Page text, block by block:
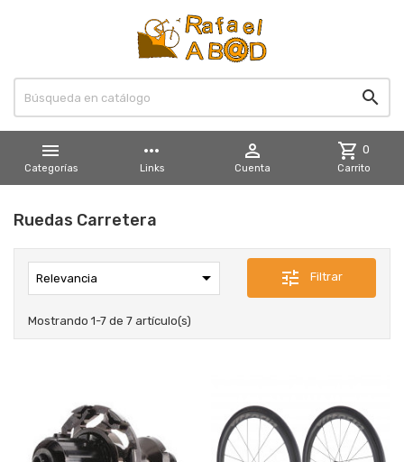


Categorías
more_horiz
Links

Cuenta
shopping_cart 0
Carrito
Ruedas Carretera
Relevancia  tune Filtrar
Mostrando 1-7 de 7 artículo(s)